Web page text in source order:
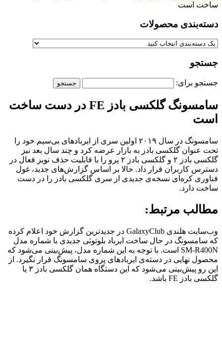
ساخت است
دسته‌بندی‌ محصولات
جستجو
جستجو برای:
سامسونگ گلکسی بادز FE در دست ساخت
است
سامسونگ در سال ۲۰۱۹ اولین سری از ایربادهای بی‌سیم خود را
تحت عنوان گلکسی بادز به بازار عرضه کرد و چند سال‌ بعد نیز
گلکسی بادز ۲ و گلکسی بادز ۲ پرو را با قابلیت حذف نویز فعال در
دسترس کاربران قرار داد. حالا بر اساس گزارش‌های جدید، غول
فناوری کره‌ای نسخه‌ی جدیدی از سری گلکسی بادز را در دست
ساخت دارد.
مطالب مرتبط:
وب‌سایت هلندی GalaxyClub در جدیدترین گزارش خود اعلام کرده
که سامسونگ در حال ساخت ایرباد بلوتوثی جدیدی با شماره مدل
SM-R400N است. با توجه به این شماره مدل، پیش‌بینی می‌شود که
محصول نهایی در دسته‌ی ایربادهای پروی سامسونگ قرار نگیرد. از
این رو پیش‌بینی می‌شود که این دستگاه همان گلکسی بادز ۳ یا
گلکسی بادز FE باشد.